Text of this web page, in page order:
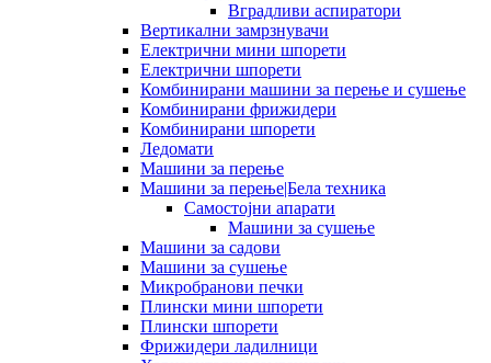
Вградливи аспиратори
Вертикални замрзнувачи
Електрични мини шпорети
Електрични шпорети
Комбинирани машини за перење и сушење
Комбинирани фрижидери
Комбинирани шпорети
Ледомати
Машини за перење
Машини за перење|Бела техника
Самостојни апарати
Машини за сушење
Машини за садови
Машини за сушење
Микробранови печки
Плински мини шпорети
Плински шпорети
Фрижидери ладилници